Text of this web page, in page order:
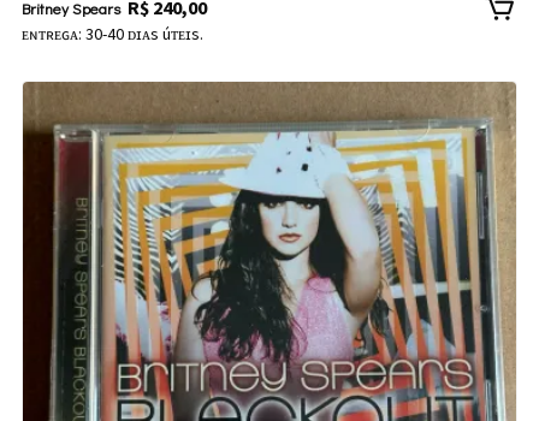
Britney Spears R$240,00
ᴇɴᴛʀᴇɢᴀ: 30-40 ᴅɪᴀs úᴛᴇɪs.